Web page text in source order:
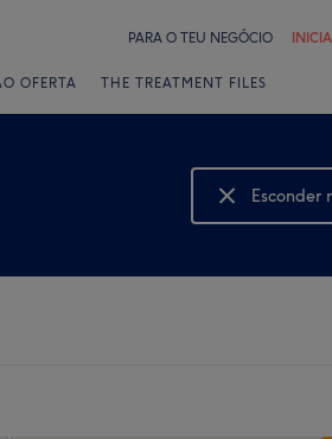
PARA O TEU NEGÓCIO
OFERTA THE TREATMENT FILES
Esconder
Mostrar